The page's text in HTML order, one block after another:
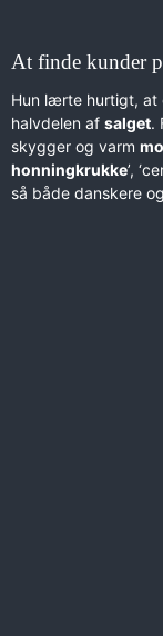
At finde kunder
Hun lærte hurtigt,
halvdelen af salget.
skygger og varm
honningkrukke’,
så både danskere